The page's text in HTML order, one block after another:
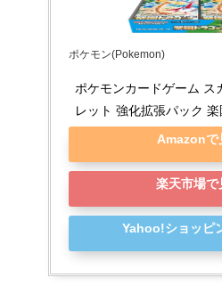
ポケモン(Pokemon)
ポケモンカードゲーム ス
レット 強化拡張パック
Amazonで
楽天市場で
Yahoo!ショッピ